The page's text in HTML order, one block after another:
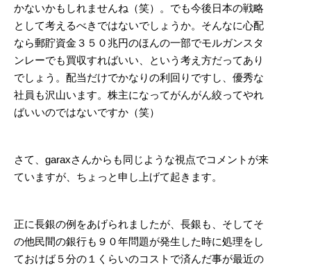
かないかもしれませんね（笑）。でも今後日本の戦略
として考えるべきではないでしょうか。そんなに心配
なら郵貯資金３５０兆円のほんの一部でモルガンスタ
ンレーでも買収すればいい、という考え方だってあり
でしょう。配当だけでかなりの利回りですし、優秀な
社員も沢山います。株主になってがんがん絞ってやれ
ばいいのではないですか（笑）
さて、garaxさんからも同じような視点でコメントが来
ていますが、ちょっと申し上げて起きます。
正に長銀の例をあげられましたが、長銀も、そしてそ
の他民間の銀行も９０年問題が発生した時に処理をし
ておけば５分の１くらいのコストで済んだ事が最近の